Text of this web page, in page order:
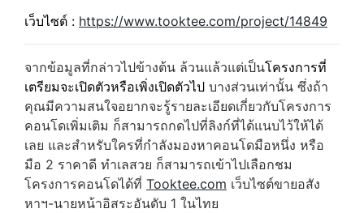
เว็บไซต์ : https://www.tooktee.com/project/14849
จากข้อมูลที่กล่าวไปข้างต้น ล้วนแล้วแต่เป็นโครงการที่
เตรียมจะเปิดตัวหรือเพิ่งเปิดตัวไป บางส่วนเท่านั้น ซึ่งถ้า
คุณมีความสนใจอยากจะรู้รายละเอียดเกี่ยวกับโครงการ
คอนโดเพิ่มเติม ก็สามารถกดไปที่ลิงก์ที่ได้แนบไว้ให้ได้
เลย และสำหรับใครที่กำลังมองหาคอนโดมือหนึ่ง หรือ
มือ 2 ราคาดี ทำเลสวย ก็สามารถเข้าไปเลือกชม
โครงการคอนโดได้ที่ Tooktee.com เว็บไซต์ขายอสัง
หาฯ-นายหน้าอิสระอันดับ 1 ในไทย